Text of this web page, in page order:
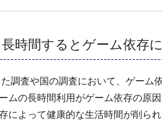
時間するとゲーム依存
た調査や国の調査において、ゲー
ムの長時間利用がゲーム依存の原
によって健康的な生活時間が削ら